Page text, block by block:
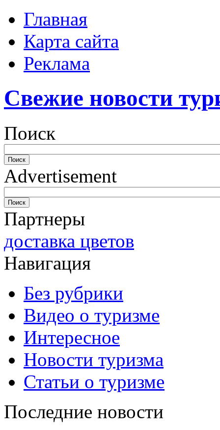
Главная
Карта сайта
Реклама
Свежие новости
Поиск
Advertisement
Партнеры
доставка цветов
Навигация
Без рубрики
Видео о туризме
Интересное
Новости туризма
Статьи о туризме
Последние новости